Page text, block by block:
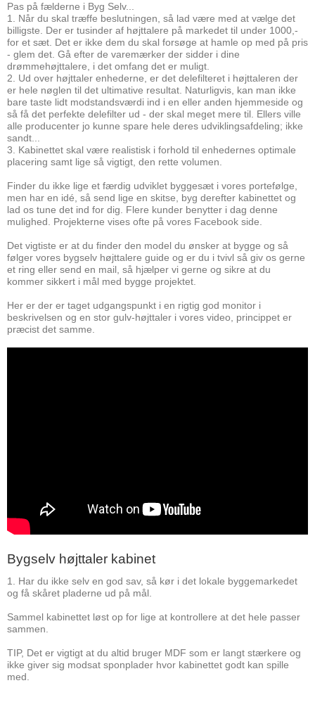
Pas på fælderne i Byg Selv...
1. Når du skal træffe beslutningen, så lad være med at vælge det
billigste. Der er tusinder af højttalere på markedet til under 1000,-
for et sæt. Det er ikke dem du skal forsøge at hamle op med på pris
- glem det. Gå efter de varemærker der sidder i dine
drømmehøjttalere, i det omfang det er muligt.
2. Ud over højttaler enhederne, er det delefilteret i højttaleren der
er hele nøglen til det ultimative resultat. Naturligvis, kan man ikke
bare taste lidt modstandsværdi ind i en eller anden hjemmeside og
så få det perfekte delefilter ud - der skal meget mere til. Ellers ville
alle producenter jo kunne spare hele deres udviklingsafdeling; ikke
sandt...
3. Kabinettet skal være realistisk i forhold til enhedernes optimale
placering samt lige så vigtigt, den rette volumen.
Finder du ikke lige et færdig udviklet byggesæt i vores portefølge,
men har en idé, så send lige en skitse, byg derefter kabinettet og
lad os tune det ind for dig. Flere kunder benytter i dag denne
mulighed. Projekterne vises ofte på vores Facebook side.
Det vigtiste er at du finder den model du ønsker at bygge og så
følger vores bygselv højttalere guide og er du i tvivl så giv os gerne
et ring eller send en mail, så hjælper vi gerne og sikre at du
kommer sikkert i mål med bygge projektet.
Her er der er taget udgangspunkt i en rigtig god monitor i
beskrivelsen og en stor gulv-højttaler i vores video, princippet er
præcist det samme.
Bygselv højttaler kabinet
1. Har du ikke selv en god sav, så kør i det lokale byggemarkedet
og få skåret pladerne ud på mål.
Sammel kabinettet løst op for lige at kontrollere at det hele passer
sammen.
TIP, Det er vigtigt at du altid bruger MDF som er langt stærkere og
ikke giver sig modsat sponplader hvor kabinettet godt kan spille
med.